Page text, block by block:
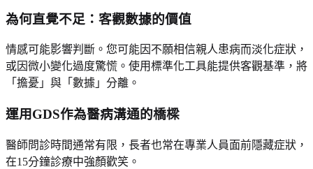
為何直覺不足：客觀數據的價值
情感可能影響判斷。您可能因不願相信親人患病而淡化症狀，
或因微小變化過度驚慌。使用標準化工具能提供客觀基準，將
「擔憂」與「數據」分離。
運用GDS作為醫病溝通的橋樑
醫師問診時間通常有限，長者也常在專業人員面前隱藏症狀，
在15分鐘診療中強顏歡笑。